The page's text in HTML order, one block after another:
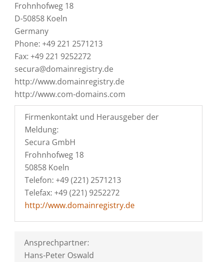
Frohnhofweg 18
D-50858 Koeln
Germany
Phone: +49 221 2571213
Fax: +49 221 9252272
secura@domainregistry.de
http://www.domainregistry.de
http://www.com-domains.com
Firmenkontakt und Herausgeber der
Meldung:
Secura GmbH
Frohnhofweg 18
50858 Koeln
Telefon: +49 (221) 2571213
Telefax: +49 (221) 9252272
http://www.domainregistry.de
Ansprechpartner:
Hans-Peter Oswald